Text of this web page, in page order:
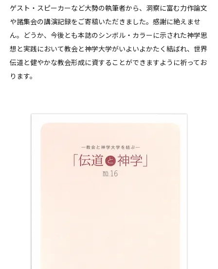
ゲスト・スピーカーなど大勢の執筆者から、洞察に富む力作論文
や諸集会の講演記録をご寄稿いただきました。感謝に絶えませ
ん。どうか、今後とも本誌のシンボル・カラーに示された神学思
想と実践において教会と神学大学がいよいよかたく結ばれ、世界
伝道と健やかな教会形成に資することができますように祈ってお
ります。